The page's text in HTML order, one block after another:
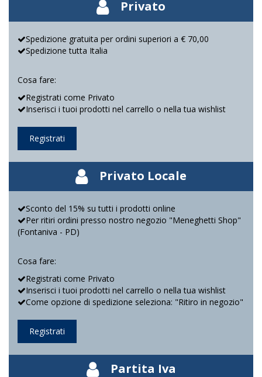
Privato
Spedizione gratuita per ordini superiori a € 70,00
Spedizione tutta Italia
Cosa fare:
Registrati come Privato
Inserisci i tuoi prodotti nel carrello o nella tua wishlist
Registrati
Privato Locale
Sconto del 15% su tutti i prodotti online
Per ritiri ordini presso nostro negozio "Meneghetti Shop"
(Fontaniva - PD)
Cosa fare:
Registrati come Privato
Inserisci i tuoi prodotti nel carrello o nella tua wishlist
Come opzione di spedizione seleziona: "Ritiro in negozio"
Registrati
Partita Iva